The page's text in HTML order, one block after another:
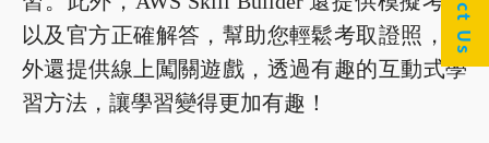
以及官方正確解答，幫助您輕鬆考取證照，此
外還提供線上闖關遊戲，透過有趣的互動式學
習方法，讓學習變得更加有趣！